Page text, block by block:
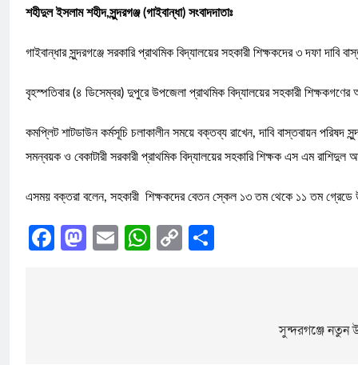
শহীদুল ইসলাম শহীদ,সুন্দরগঞ্জ (গাইবান্ধা) সংবাদদাতাঃ
গাইবান্ধার সুন্দরগঞ্জে সরকারি প্রাথমিক বিদ্যালয়ের সহকারী শিক্ষকদের ৩ দফা দাবি
বৃহস্পতিবার (৪ ডিসেম্বর) দুপুরে উপজেলা প্রাথমিক বিদ্যালয়ের সহকারী
কমপ্লিট শাটডাউন কর্মসূচি চলাকালীন সময়ে বক্তব্য রাখেন, দাবি বাস্তবায়ন পরিষদ
সমন্বয়ক ও বেকাটারী সরকারী প্রাথমিক বিদ্যালয়ের সহকারি শিক্ষক এস এম
এসময় বক্তরা বলেন, সহকারী শিক্ষকদের বেতন স্কেল ১৩ তম থেকে ১১ তম গ্রেডে
Facebook
Mastodon
EmailWhatsApp
Copy
সুন্দরগঞ্জে নতুন